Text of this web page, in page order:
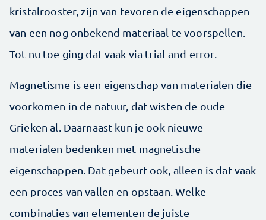
kristalrooster, zijn van tevoren de eigenschappen
van een nog onbekend materiaal te voorspellen.
Tot nu toe ging dat vaak via trial-and-error.
Magnetisme is een eigenschap van materialen die
voorkomen in de natuur, dat wisten de oude
Grieken al. Daarnaast kun je ook nieuwe
materialen bedenken met magnetische
eigenschappen. Dat gebeurt ook, alleen is dat vaak
een proces van vallen en opstaan. Welke
combinaties van elementen de juiste